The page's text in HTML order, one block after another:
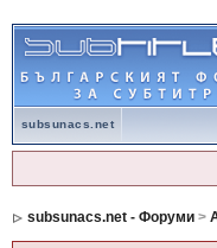
subsunacs.net
subsunacs.net - Форуми>